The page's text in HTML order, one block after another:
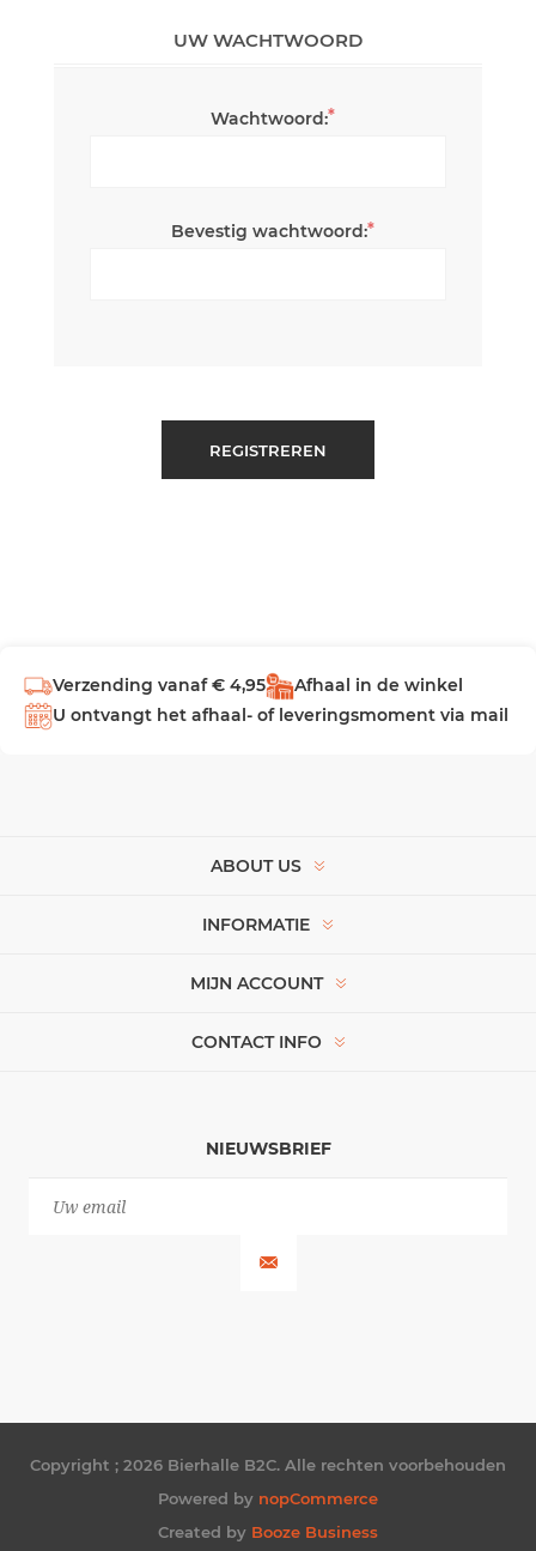
UW WACHTWOORD
Wachtwoord:*
Bevestig wachtwoord:*
REGISTREREN
Verzending vanaf € 4,95
Afhaal in de winkel
U ontvangt het afhaal- of leveringsmoment via mail
ABOUT US
INFORMATIE
MIJN ACCOUNT
CONTACT INFO
NIEUWSBRIEF
Copyright ; 2026 Bierhalle B2C. Alle rechten voorbehouden
Powered by nopCommerce
Created by Booze Business